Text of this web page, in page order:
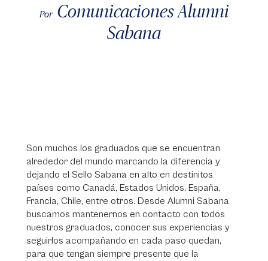
Por Comunicaciones Alumni
Sabana
Son muchos los graduados que se encuentran
alrededor del mundo marcando la diferencia y
dejando el Sello Sabana en alto en destinitos
países como Canadá, Estados Unidos, España,
Francia, Chile, entre otros. Desde Alumni Sabana
buscamos mantenernos en contacto con todos
nuestros graduados, conocer sus experiencias y
seguirlos acompañando en cada paso quedan,
para que tengan siempre presente que la